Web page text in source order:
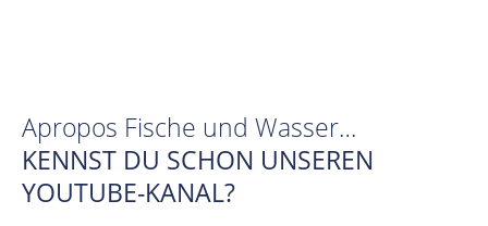
Apropos Fische und Wasser…
KENNST DU SCHON UNSEREN
YOUTUBE-KANAL?